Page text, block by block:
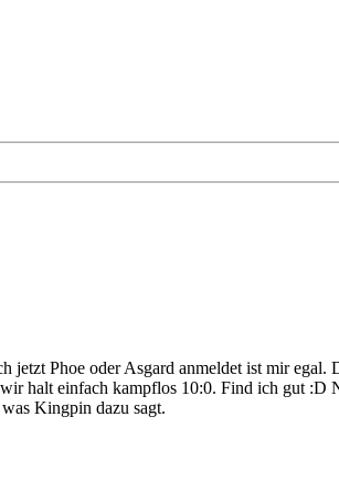
jetzt Phoe oder Asgard anmeldet ist mir egal.
halt einfach kampflos 10:0. Find ich gut :D
Kingpin dazu sagt.